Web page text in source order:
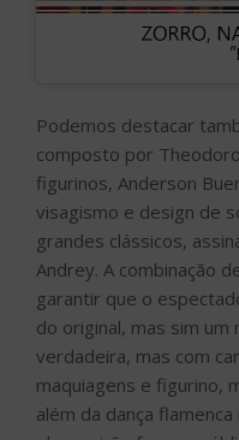
Podemos destacar
composto por
figurinos, Anderson
visagismo e design de
grandes clássicos,
Andrey. A combinação
garantir que o
do original, mas sim um
verdadeira, mas com
maquiagens e figurino,
além da dança